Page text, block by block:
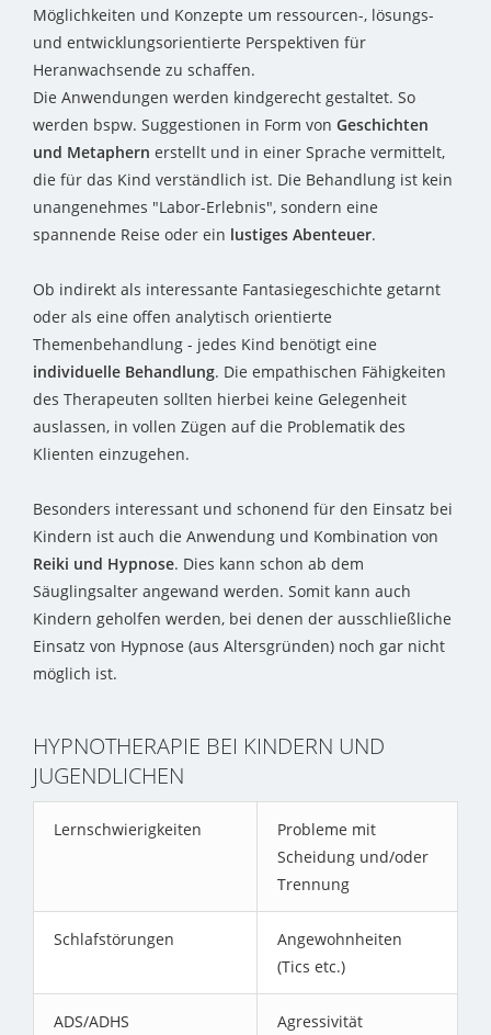
Möglichkeiten und Konzepte um ressourcen-, lösungs-
und entwicklungsorientierte Perspektiven für
Heranwachsende zu schaffen.
Die Anwendungen werden kindgerecht gestaltet. So
werden bspw. Suggestionen in Form von Geschichten
und Metaphern erstellt und in einer Sprache vermittelt,
die für das Kind verständlich ist. Die Behandlung ist kein
unangenehmes "Labor-Erlebnis", sondern eine
spannende Reise oder ein lustiges Abenteuer.
Ob indirekt als interessante Fantasiegeschichte getarnt
oder als eine offen analytisch orientierte
Themenbehandlung - jedes Kind benötigt eine
individuelle Behandlung. Die empathischen Fähigkeiten
des Therapeuten sollten hierbei keine Gelegenheit
auslassen, in vollen Zügen auf die Problematik des
Klienten einzugehen.
Besonders interessant und schonend für den Einsatz bei
Kindern ist auch die Anwendung und Kombination von
Reiki und Hypnose. Dies kann schon ab dem
Säuglingsalter angewand werden. Somit kann auch
Kindern geholfen werden, bei denen der ausschließliche
Einsatz von Hypnose (aus Altersgründen) noch gar nicht
möglich ist.
HYPNOTHERAPIE BEI KINDERN UND
JUGENDLICHEN
Lernschwierigkeiten
Probleme mit
Scheidung und/oder
Trennung
Schlafstörungen
Angewohnheiten
(Tics etc.)
ADS/ADHS Agressivität